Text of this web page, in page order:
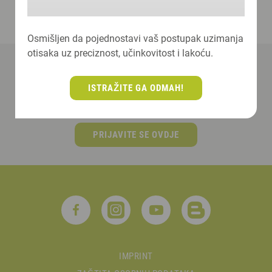
Osmišljen da pojednostavi vaš postupak uzimanja
otisaka uz preciznost, učinkovitost i lakoću.
ISTRAŽITE GA ODMAH!
PRIJAVITE SE OVDJE
IMPRINT